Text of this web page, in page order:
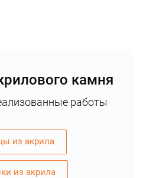
камня
работы
из акрила
из акрила